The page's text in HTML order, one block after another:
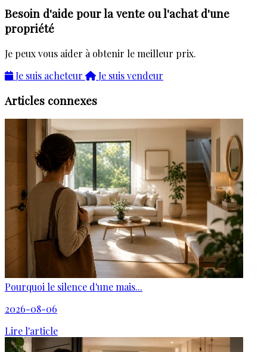
Besoin d'aide pour la vente ou l'achat d'une
propriété
Je peux vous aider à obtenir le meilleur prix.
Je suis acheteur
Je suis vendeur
Articles connexes
Pourquoi le silence d'une mais...
2026-08-06
Lire l'article